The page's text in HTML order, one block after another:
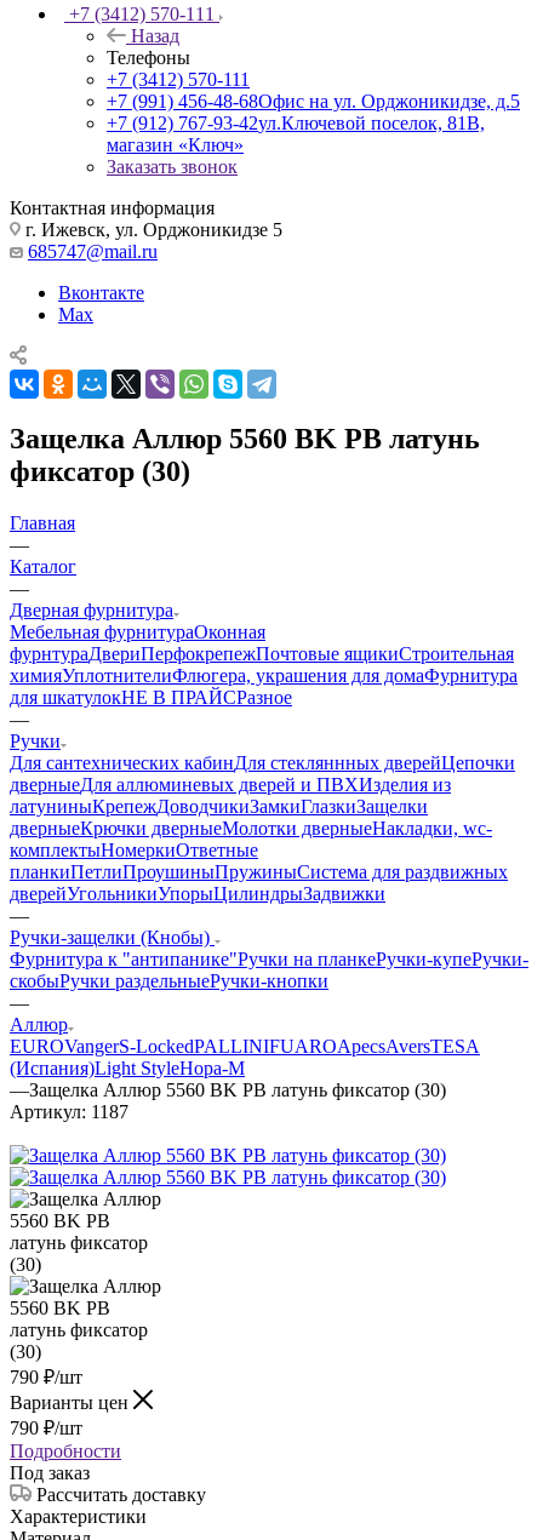
+7 (3412) 570-111
Назад
Телефоны
+7 (3412) 570-111
+7 (991) 456-48-68Офис на ул. Орджоникидзе, д.5
+7 (912) 767-93-42ул.Ключевой поселок, 81В,
магазин «Ключ»
Заказать звонок
Контактная информация
г. Ижевск, ул. Орджоникидзе 5
685747@mail.ru
Вконтакте
Max
Защелка Аллюр 5560 BK PB латунь
фиксатор (30)
Главная
—
Каталог
—
Дверная фурнитура
Мебельная фурнитураОконная
фурнтураДвериПерфокрепежПочтовые ящикиСтроительная
химияУплотнителиФлюгера, украшения для домаФурнитура
для шкатулокНЕ В ПРАЙСРазное
—
Ручки
Для сантехнических кабинДля стекляннных дверейЦепочки
дверныеДля аллюминевых дверей и ПВХИзделия из
латуниныКрепежДоводчикиЗамкиГлазкиЗащелки
дверныеКрючки дверныеМолотки дверныеНакладки, wc-
комплектыНомеркиОтветные
планкиПетлиПроушиныПружиныСистема для раздвижных
дверейУгольникиУпорыЦилиндрыЗадвижки
—
Ручки-защелки (Кнобы)
Фурнитура к "антипанике"Ручки на планкеРучки-купеРучки-
скобыРучки раздельныеРучки-кнопки
—
Аллюр
EUROVangerS-LockedPALLINIFUAROApecsAversTESA
(Испания)Light StyleНора-М
—Защелка Аллюр 5560 BK PB латунь фиксатор (30)
Артикул: 1187
790 ₽/шт
Варианты цен
790 ₽/шт
Подробности
Под заказ
Рассчитать доставку
Характеристики